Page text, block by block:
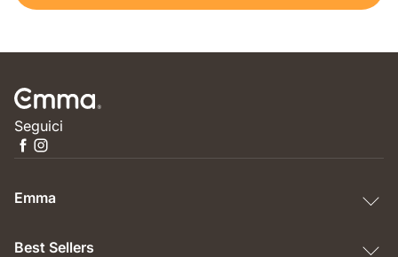
Seguici
Emma
Best Sellers